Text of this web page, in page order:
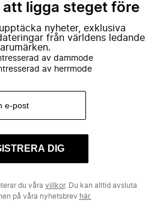
ligga steget före
nyheter, exklusiva
från världens ledande
av dammode
av herrmode
DIG
du våra villkor. Du kan alltid avsluta
på våra nyhetsbrev här.